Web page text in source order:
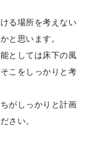
る場所を考えない
と思います。
としては床下の風
こをしっかりと考
がしっかりと計画
さい。